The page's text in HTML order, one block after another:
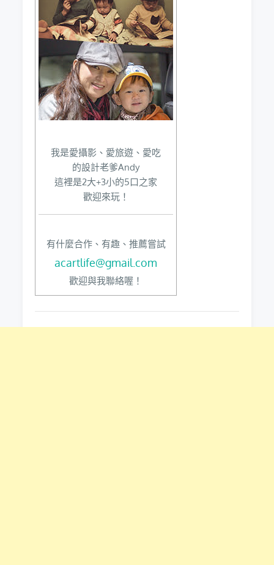
我是愛攝影、愛旅遊、愛吃
的設計老爹Andy
這裡是2大+3小的5口之家
歡迎來玩！
有什麼合作、有趣、推薦嘗試
acartlife@gmail.com
歡迎與我聯絡喔！